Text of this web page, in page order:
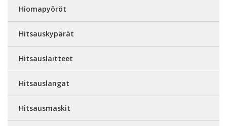
Hiomapyöröt
Hitsauskypärät
Hitsauslaitteet
Hitsauslangat
Hitsausmaskit